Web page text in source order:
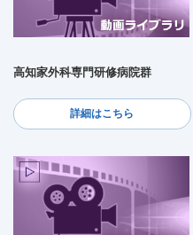
高知家外科専門研修病院群
詳細はこちら